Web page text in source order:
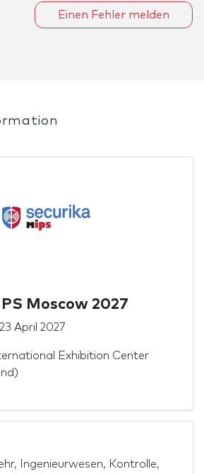
Einen Fehler melden
Moscow 2027
23 April 2027
Exhibition Center
Ingenieurwesen, Kontrolle,